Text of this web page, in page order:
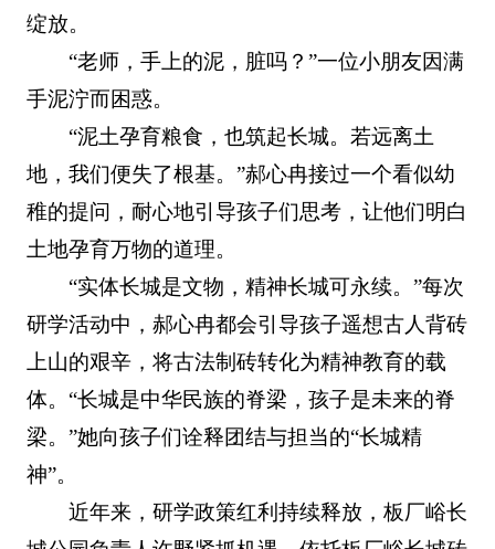
绽放。
“老师，手上的泥，脏吗？”一位小朋友因满
手泥泞而困惑。
“泥土孕育粮食，也筑起长城。若远离土
地，我们便失了根基。”郝心冉接过一个看似幼
稚的提问，耐心地引导孩子们思考，让他们明白
土地孕育万物的道理。
“实体长城是文物，精神长城可永续。”每次
研学活动中，郝心冉都会引导孩子遥想古人背砖
上山的艰辛，将古法制砖转化为精神教育的载
体。“长城是中华民族的脊梁，孩子是未来的脊
梁。”她向孩子们诠释团结与担当的“长城精
神”。
近年来，研学政策红利持续释放，板厂峪长